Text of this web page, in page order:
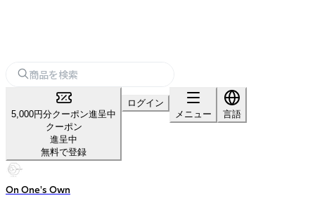
5,000円分クーポン進呈中
クーポン
進呈中
無料で登録
ログイン
メニュー
言語
On One's Own